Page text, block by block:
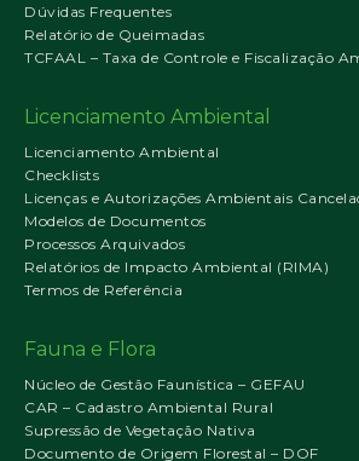
Dúvidas Frequentes
Relatório de Queimadas
TCFAAL – Taxa de Controle e Fiscalização
Licenciamento Ambiental
Licenciamento Ambiental
Checklists
Licenças e Autorizações Ambientais
Modelos de Documentos
Processos Arquivados
Relatórios de Impacto Ambiental (RIMA)
Termos de Referência
Fauna e Flora
Núcleo de Gestão Faunística – GEFAU
CAR – Cadastro Ambiental Rural
Supressão de Vegetação Nativa
Documento de Origem Florestal – DOF